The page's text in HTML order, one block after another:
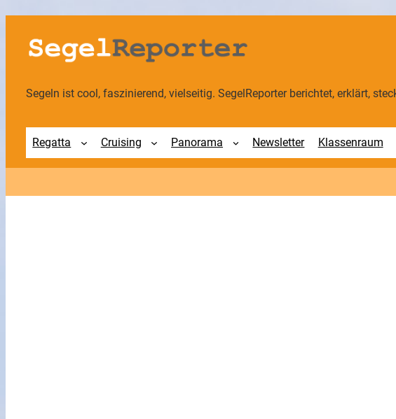
Zum
Inhalt
springen
Segeln ist cool, faszinierend, vielseitig. SegelReporter berichtet, erklärt,
Regatta Cruising Panorama Newsletter Klassenraum